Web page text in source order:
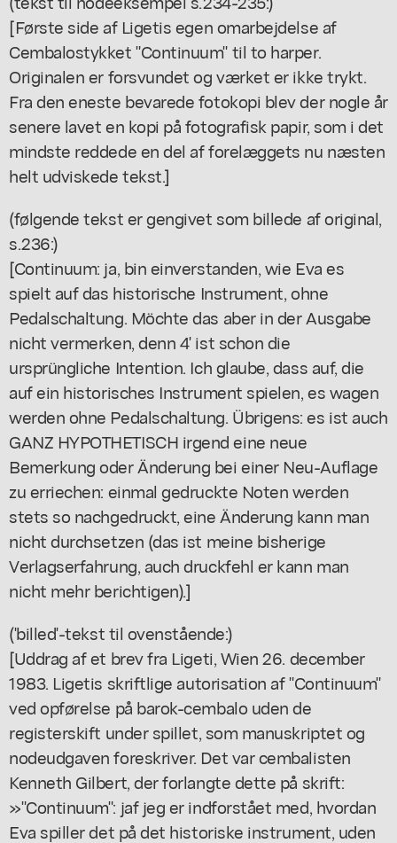
[Første side af Ligetis egen omarbejdelse af
Cembalostykket "Continuum" til to harper.
Originalen er forsvundet og værket er ikke trykt.
Fra den eneste bevarede fotokopi blev der nogle år
senere lavet en kopi på fotografisk papir, som i det
mindste reddede en del af forelæggets nu næsten
helt udviskede tekst.]
(følgende tekst er gengivet som billede af original,
s.236:)
[Continuum: ja, bin einverstanden, wie Eva es
spielt auf das historische Instrument, ohne
Pedalschaltung. Möchte das aber in der Ausgabe
nicht vermerken, denn 4' ist schon die
ursprüngliche Intention. Ich glaube, dass auf, die
auf ein historisches Instrument spielen, es wagen
werden ohne Pedalschaltung. Übrigens: es ist auch
GANZ HYPOTHETISCH irgend eine neue
Bemerkung oder Änderung bei einer Neu-Auflage
zu erriechen: einmal gedruckte Noten werden
stets so nachgedruckt, eine Änderung kann man
nicht durchsetzen (das ist meine bisherige
Verlagserfahrung, auch druckfehl er kann man
nicht mehr berichtigen).]
('billed'-tekst til ovenstående:)
[Uddrag af et brev fra Ligeti, Wien 26. december
1983. Ligetis skriftlige autorisation af "Continuum"
ved opførelse på barok-cembalo uden de
registerskift under spillet, som manuskriptet og
nodeudgaven foreskriver. Det var cembalisten
Kenneth Gilbert, der forlangte dette på skrift:
»"Continuum": jaf jeg er indforstået med, hvordan
Eva spiller det på det historiske instrument, uden